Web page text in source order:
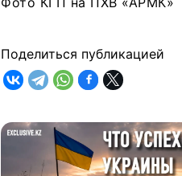
Поделиться публикацией